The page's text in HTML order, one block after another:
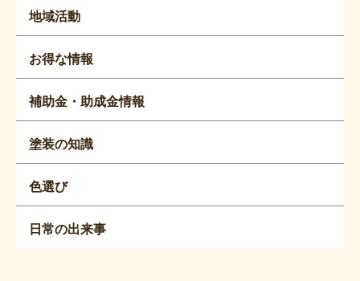
地域活動
お得な情報
補助金・助成金情報
塗装の知識
色選び
日常の出来事